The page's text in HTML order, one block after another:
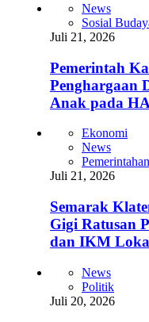
News
Sosial
Juli 21, 2026
Pemerintah
Penghargaan
Anak pada
Ekonomi
News
Pemerintahan
Juli 21, 2026
Semarak
Gigi Ratusan
dan IKM
News
Politik
Juli 20, 2026